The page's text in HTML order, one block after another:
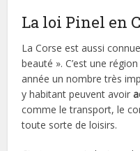
La loi Pinel en
La Corse est aussi
beauté ». C’est une
année un nombre très
y habitant peuvent avoir
comme le transport, le
toute sorte de loisirs.